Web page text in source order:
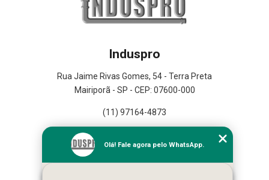
Induspro
Rua Jaime Rivas Gomes, 54 - Terra Preta
Mairiporã - SP - CEP: 07600-000
(11) 97164-4873
Empresa
Missão
Olá! Fale agora pelo WhatsApp.